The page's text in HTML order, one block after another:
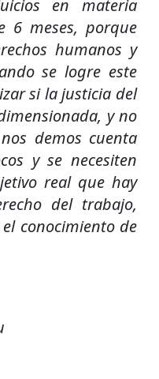
en materia
6 meses, porque
humanos y
se logre este
si la justicia del
y no
demos cuenta
y se necesiten
real que hay
del trabajo,
conocimiento de